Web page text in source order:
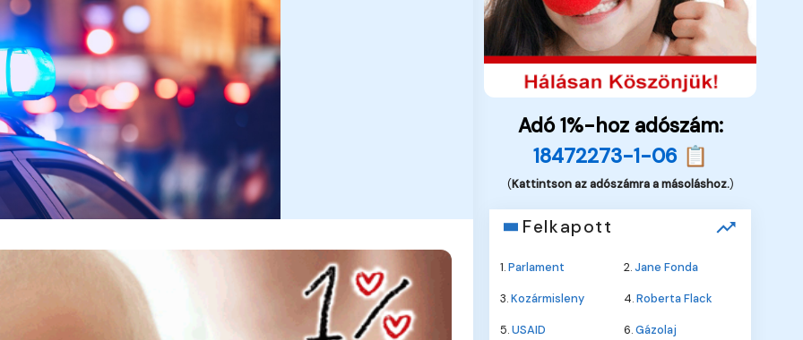
Adó 1%-hoz adószám:
18472273-1-06 📋
(Kattintson az adószámra a másoláshoz.)
Felkapott
1.Parlament 2.Jane Fonda
3.Kozármisleny 4.Roberta Flack
5.USAID 6.Gázolaj